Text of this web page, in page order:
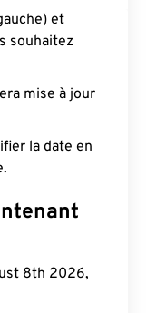
et
souhaitez
mise à jour
la date en
8th 2026,